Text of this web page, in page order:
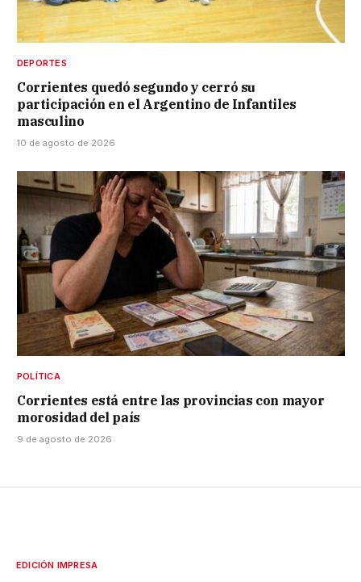
DEPORTES
Corrientes quedó segundo y cerró su
participación en el Argentino de Infantiles
masculino
10 de agosto de 2026
POLÍTICA
Corrientes está entre las provincias con mayor
morosidad del país
9 de agosto de 2026
EDICIÓN IMPRESA